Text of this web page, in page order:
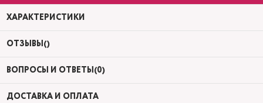
ХАРАКТЕРИСТИКИ
ОТЗЫВЫ()
ВОПРОСЫ И ОТВЕТЫ(0)
ДОСТАВКА И ОПЛАТА